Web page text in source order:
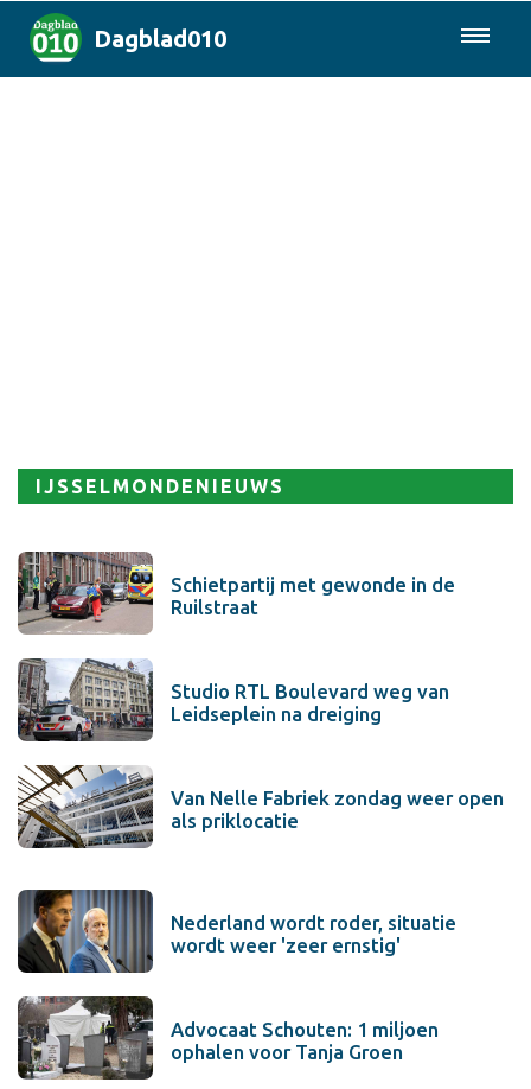
Dagblad010
IJSSELMONDENIEUWS
Schietpartij met gewonde in de
Ruilstraat
Studio RTL Boulevard weg van
Leidseplein na dreiging
Van Nelle Fabriek zondag weer open
als priklocatie
Nederland wordt roder, situatie
wordt weer 'zeer ernstig'
Advocaat Schouten: 1 miljoen
ophalen voor Tanja Groen